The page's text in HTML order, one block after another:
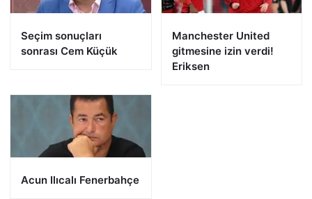
Seçim sonuçları
sonrası Cem Küçük
Manchester United
gitmesine izin verdi!
Eriksen
Acun Ilıcalı Fenerbahçe